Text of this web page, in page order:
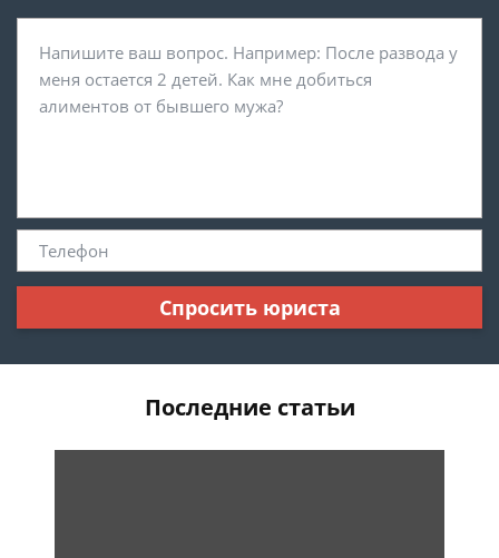
Спросить юриста
Последние статьи